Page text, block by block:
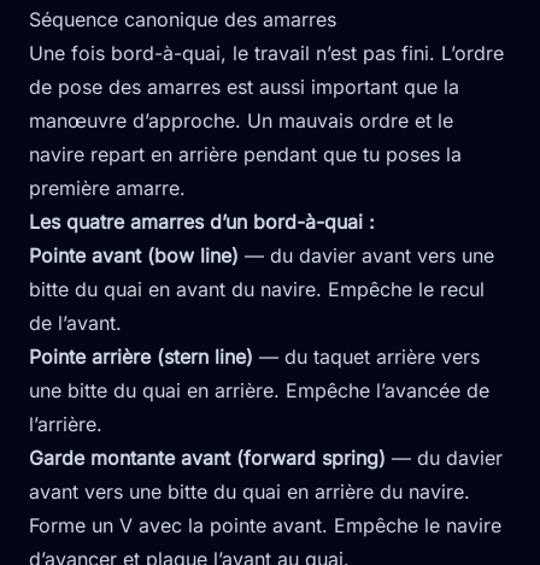
Séquence canonique des amarres
Une fois bord-à-quai, le travail n’est pas fini. L’ordre
de pose des amarres est aussi important que la
manœuvre d’approche. Un mauvais ordre et le
navire repart en arrière pendant que tu poses la
première amarre.
Les quatre amarres d’un bord-à-quai :
Pointe avant (bow line) — du davier avant vers une
bitte du quai en avant du navire. Empêche le recul
de l’avant.
Pointe arrière (stern line) — du taquet arrière vers
une bitte du quai en arrière. Empêche l’avancée de
l’arrière.
Garde montante avant (forward spring) — du davier
avant vers une bitte du quai en arrière du navire.
Forme un V avec la pointe avant. Empêche le navire
d’avancer et plaque l’avant au quai.